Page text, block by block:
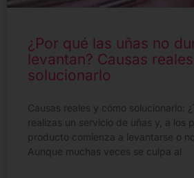
¿Por qué las uñas no
levantan? Causas
solucionarlo
Causas reales y cómo solucionarlo:
realizas un servicio de uñas y, a los
producto comienza a levantarse o
Aunque muchas veces se culpa al